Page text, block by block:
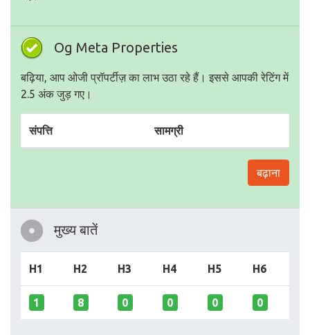
Og Meta Properties
बढ़िया, आप ओजी प्रॉपर्टीज़ का लाभ उठा रहे हैं। इससे आपकी रेटिंग में
2.5 अंक जुड़ गए।
संपत्ति सामग्री
बढ़ाना
मुख्य बातें
H1 H2 H3 H4 H5 H6
1 8 0 0 0 0